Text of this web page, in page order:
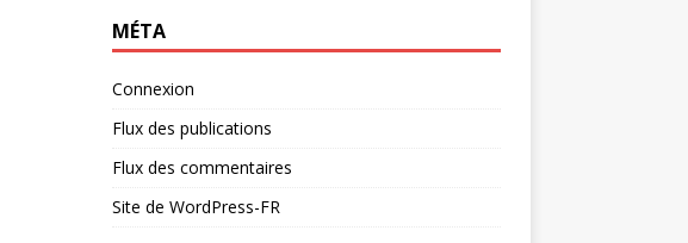
MÉTA
Connexion
Flux des publications
Flux des commentaires
Site de WordPress-FR